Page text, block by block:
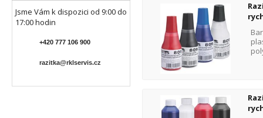
Jsme Vám k dispozici od 9:00 do
17:00 hodin
+420 777 106 900
razitka@rklservis.cz